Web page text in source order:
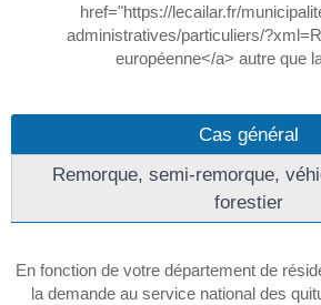
href="https://lecailar.fr/
administratives/particuliers/
européenne</a> autre que
Cas général
Remorque, semi-remorque,
forestier
En fonction de votre département de
la demande au service national des